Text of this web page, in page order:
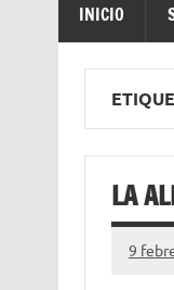
INICIO
LA
9